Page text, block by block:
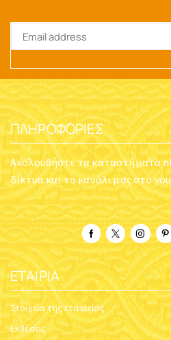
ΠΛΗΡΟΦΟΡΊΕΣ
Ακολουθήστε τα καταστήματα
δίκτυα και το κανάλι μας στο
ΕΤΑΙΡΊΑ
Στοιχεία της εταιρείας
Εκθέσεις